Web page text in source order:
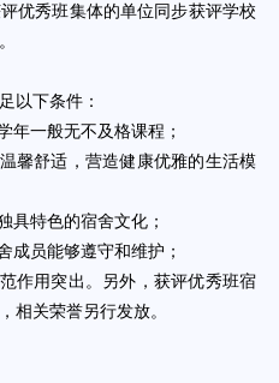
优秀班集体的单位同步获评学校
以下条件：
年一般无不及格课程；
馨舒适，营造健康优雅的生活模
具特色的宿舍文化；
成员能够遵守和维护；
作用突出。另外，获评优秀班宿
相关荣誉另行发放。